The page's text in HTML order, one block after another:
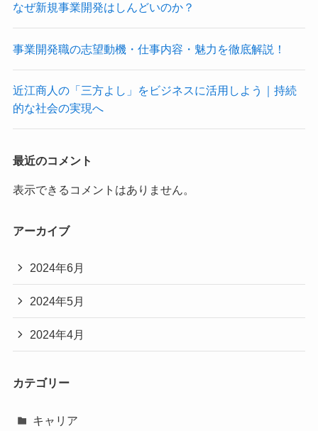
なぜ新規事業開発はしんどいのか？
事業開発職の志望動機・仕事内容・魅力を徹底解説！
近江商人の「三方よし」をビジネスに活用しよう｜持続
的な社会の実現へ
最近のコメント
表示できるコメントはありません。
アーカイブ
2024年6月
2024年5月
2024年4月
カテゴリー
キャリア